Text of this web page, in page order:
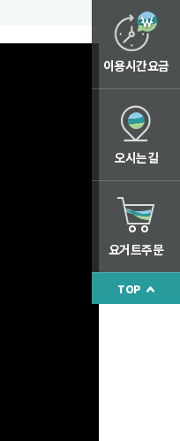
이용시간요금
오시는길
요거트주문
TOP